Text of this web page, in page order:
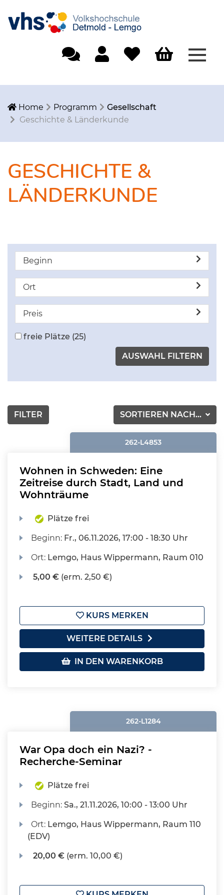
Home Programm
Gesellschaft
Geschichte & Länderkunde
GESCHICHTE &
LÄNDERKUNDE
Beginn
Ort
Preis
freie Plätze (25)
SORTIEREN NACH...
FILTER
262-L4853
Wohnen in Schweden: Eine
Zeitreise durch Stadt, Land und
Wohnträume
Plätze frei
Beginn: Fr., 06.11.2026, 17:00 - 18:30 Uhr
Ort: Lemgo, Haus Wippermann, Raum 010
5,00 € (erm. 2,50 €)
KURS MERKEN
WEITERE DETAILS
IN DEN WARENKORB
262-L1284
War Opa doch ein Nazi? -
Recherche-Seminar
Plätze frei
Beginn:Sa., 21.11.2026, 10:00 - 13:00 Uhr
Ort: Lemgo, Haus Wippermann, Raum 110
(EDV)
20,00 € (erm. 10,00 €)